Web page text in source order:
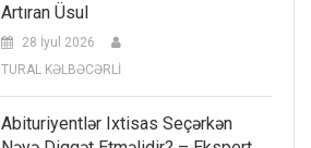
Artıran Üsul
28 İyul 2026
TURAL KƏLBƏCƏRLİ
Abituriyentlər Ixtisas Seçərkən